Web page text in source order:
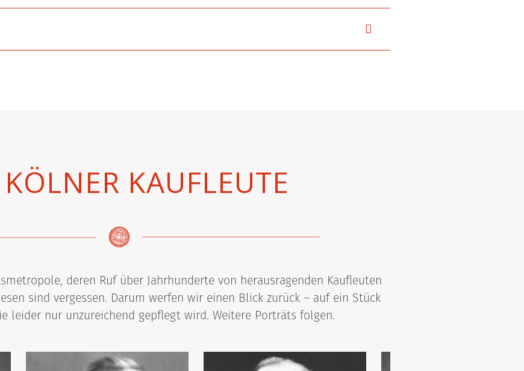
KAUFLEUTE
deren Ruf über Jahrhunderte von herausragenden Kaufleuten
sind vergessen. Darum werfen wir einen Blick zurück – auf ein Stück
leider nur unzureichend gepflegt wird. Weitere Porträts folgen.